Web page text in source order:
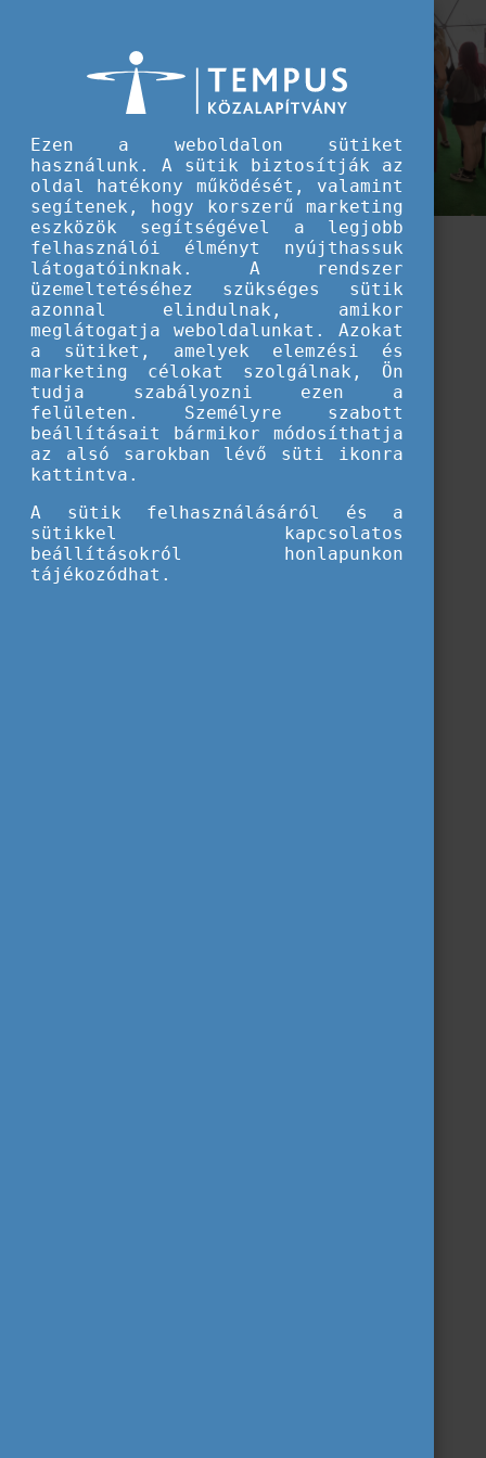
Ezen a weboldalon sütiket
használunk. A sütik biztosítják az
oldal hatékony működését, valamint
segítenek, hogy korszerű marketing
eszközök segítségével a legjobb
felhasználói élményt nyújthassuk
látogatóinknak. A rendszer
üzemeltetéséhez szükséges sütik
azonnal elindulnak, amikor
meglátogatja weboldalunkat. Azokat
a sütiket, amelyek elemzési és
marketing célokat szolgálnak, Ön
tudja szabályozni ezen a
felületen. Személyre szabott
beállításait bármikor módosíthatja
az alsó sarokban lévő süti ikonra
kattintva.
A sütik felhasználásáról és a
sütikkel kapcsolatos
beállításokról honlapunkon
tájékozódhat.